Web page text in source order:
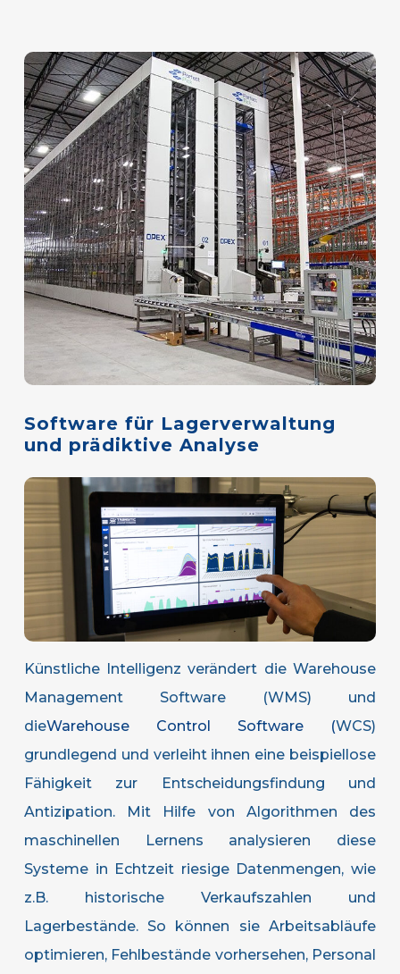
Software für Lagerverwaltung
und prädiktive Analyse
Künstliche Intelligenz verändert die Warehouse
Management Software (WMS) und
dieWarehouse Control Software (WCS)
grundlegend und verleiht ihnen eine beispiellose
Fähigkeit zur Entscheidungsfindung und
Antizipation. Mit Hilfe von Algorithmen des
maschinellen Lernens analysieren diese
Systeme in Echtzeit riesige Datenmengen, wie
z.B. historische Verkaufszahlen und
Lagerbestände. So können sie Arbeitsabläufe
optimieren, Fehlbestände vorhersehen, Personal